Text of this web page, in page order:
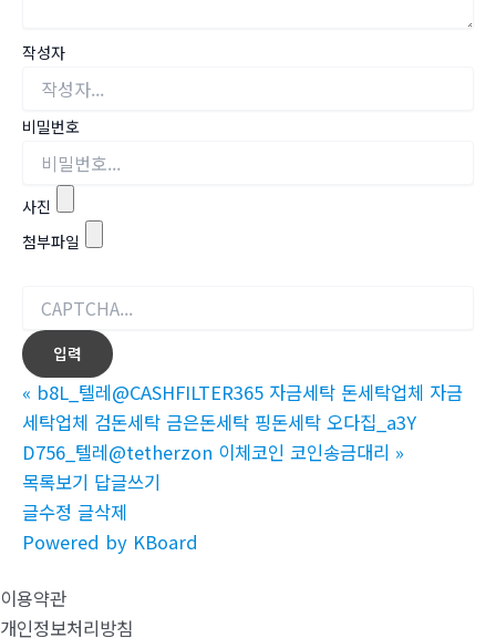
작성자
비밀번호
사진
첨부파일
« b8L_텔레@CASHFILTER365 자금세탁 돈세탁업체 자금
세탁업체 검돈세탁 금은돈세탁 핑돈세탁 오다집_a3Y
D756_텔레@tetherzon 이체코인 코인송금대리 »
목록보기 답글쓰기
글수정 글삭제
Powered by KBoard
이용약관
개인정보처리방침